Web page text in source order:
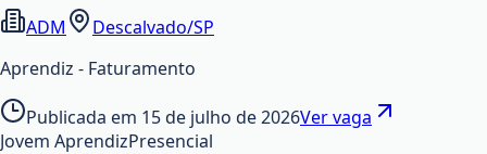
ADM
Descalvado/SP
Aprendiz - Faturamento
Publicada em 15 de julho de 2026Ver vaga
Jovem AprendizPresencial